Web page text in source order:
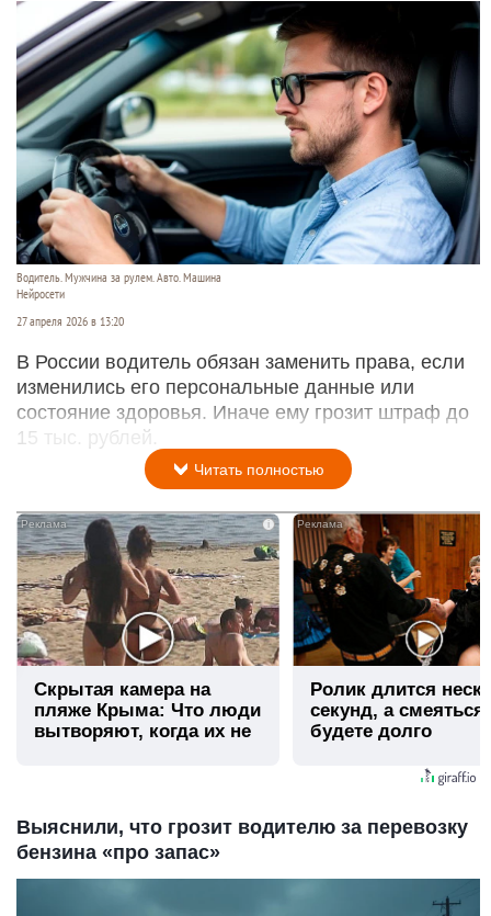
Водитель. Мужчина за рулем. Авто. Машина
Нейросети
27 апреля 2026 в 13:20
В России водитель обязан заменить права, если
изменились его персональные данные или
состояние здоровья. Иначе ему грозит штраф до
15 тыс. рублей.
Читать полностью
i
Скрытая камера на
пляже Крыма: Что люди
вытворяют, когда их не
Ролик длится
секунд, а
будете долго
Выяснили, что грозит водителю за перевозку
бензина «про запас»